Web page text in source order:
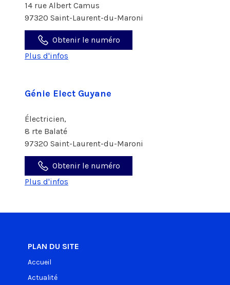
14 rue Albert Camus
97320 Saint-Laurent-du-Maroni
Obtenir le numéro
Plus d'infos
Génie Elect Guyane
Électricien,
8 rte Balaté
97320 Saint-Laurent-du-Maroni
Obtenir le numéro
Plus d'infos
PLAN DU SITE
Accueil
Actualité